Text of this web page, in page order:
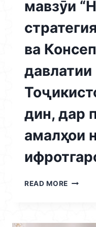
мавзӯи
ва
дин, дар
амалҳои
READ MORE
–